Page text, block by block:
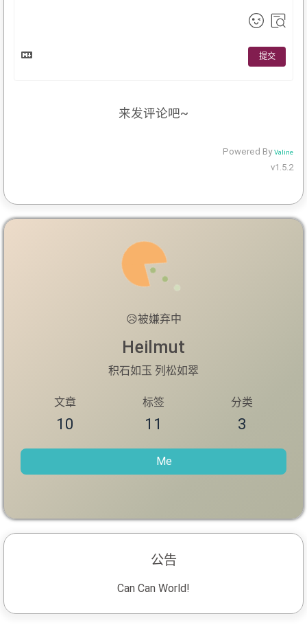
提交
来发评论吧~
Powered ByValine
v1.5.2
😥被嫌弃中
Heilmut
积石如玉 列松如翠
文章
10
标签
11
分类
3
Me
公告
Can Can World!